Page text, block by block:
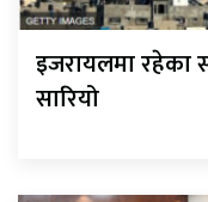
इजरायलमा रहेका
सारियो